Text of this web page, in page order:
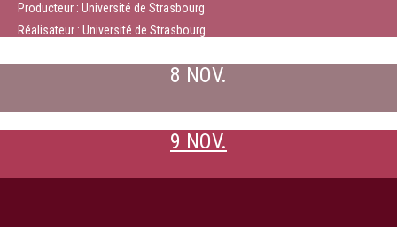
Producteur : Université de Strasbourg
Réalisateur : Université de Strasbourg
8 NOV.
9 NOV.